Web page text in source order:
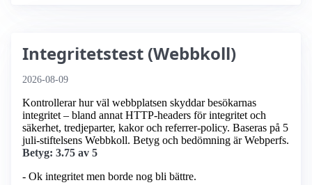
Integritetstest (Webbkoll)
2026-08-09
Kontrollerar hur väl webbplatsen skyddar besökarnas
integritet – bland annat HTTP-headers för integritet och
säkerhet, tredjeparter, kakor och referrer-policy. Baseras på 5
juli-stiftelsens Webbkoll. Betyg och bedömning är Webperfs.
Betyg: 3.75 av 5
- Ok integritet men borde nog bli bättre.